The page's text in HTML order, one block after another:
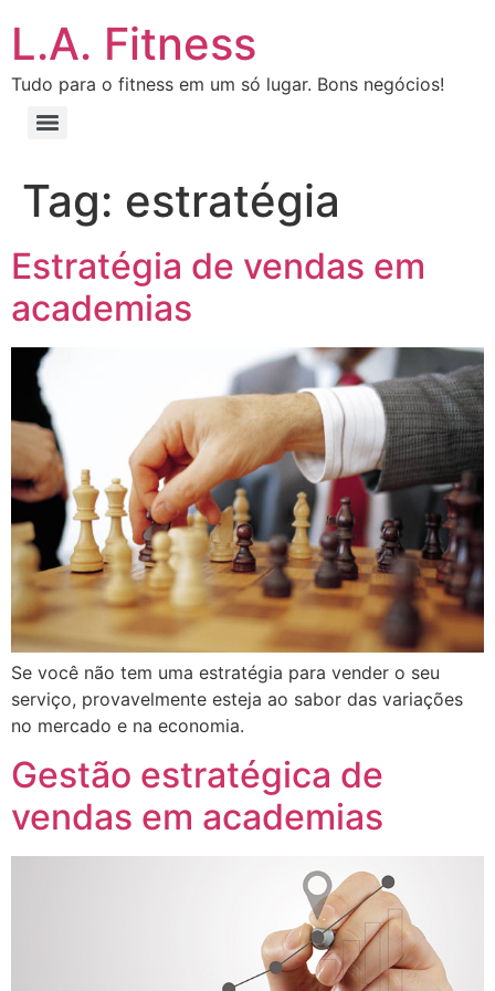
L.A. Fitness
Tudo para o fitness em um só lugar. Bons negócios!
Tag: estratégia
Estratégia de vendas em
academias
Se você não tem uma estratégia para vender o seu
serviço, provavelmente esteja ao sabor das variações
no mercado e na economia.
Gestão estratégica de
vendas em academias